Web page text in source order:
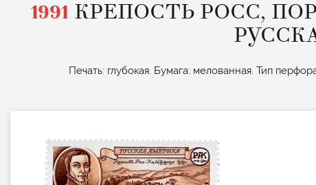
1991 КРЕПОСТЬ РОСС,
Печать: глубокая. Бумага: мелованная. Тип